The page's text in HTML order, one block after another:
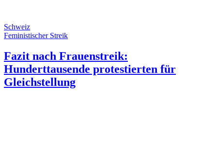
Schweiz
Feministischer Streik
Fazit nach Frauenstreik:
Hunderttausende protestierten für
Gleichstellung